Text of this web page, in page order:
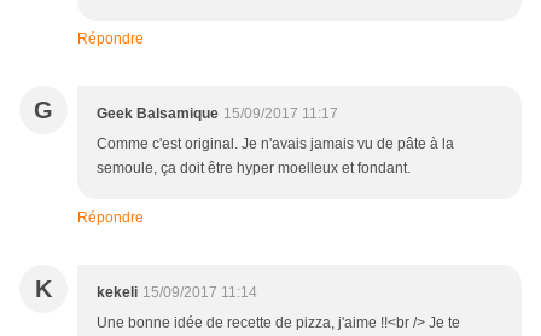
Répondre
G Geek Balsamique 15/09/2017 11:17
Comme c'est original. Je n'avais jamais vu de pâte à la
semoule, ça doit être hyper moelleux et fondant.
Répondre
K kekeli 15/09/2017 11:14
Une bonne idée de recette de pizza, j'aime !!<br /> Je te